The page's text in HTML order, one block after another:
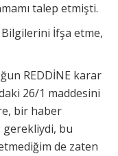
talep etmişti.
İfşa etme,
REDDİNE karar
26/1 maddesini
bir haber
gerekliydi, bu
de zaten